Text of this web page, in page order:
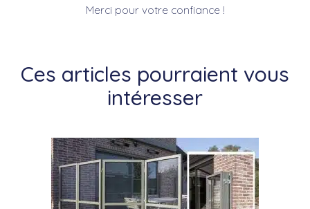
Merci pour votre confiance !
Ces articles pourraient vous
intéresser